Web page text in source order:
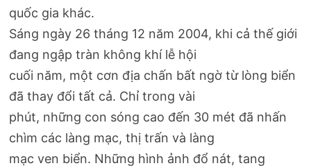
quốc gia khác.
Sáng ngày 26 tháng 12 năm 2004, khi cả thế giới
đang ngập tràn không khí lễ hội
cuối năm, một cơn địa chấn bất ngờ từ lòng biển
đã thay đổi tất cả. Chỉ trong vài
phút, những con sóng cao đến 30 mét đã nhấn
chìm các làng mạc, thị trấn và làng
mạc ven biển. Những hình ảnh đổ nát, tang